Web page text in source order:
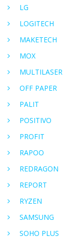
LG
LOGITECH
MAKETECH
MOX
MULTILASER
OFF PAPER
PALIT
POSITIVO
PROFIT
RAPOO
REDRAGON
REPORT
RYZEN
SAMSUNG
SOHO PLUS